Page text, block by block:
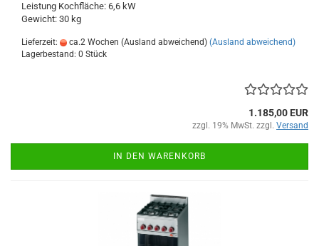
Leistung Kochfläche: 6,6 kW
Gewicht: 30 kg
Lieferzeit: ca.2 Wochen (Ausland abweichend) (Ausland abweichend)
Lagerbestand: 0 Stück
1.185,00 EUR
zzgl. 19% MwSt. zzgl. Versand
IN DEN WARENKORB